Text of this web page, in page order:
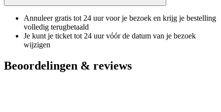
Annuleer gratis tot 24 uur voor je bezoek en krijg je bestelling
volledig terugbetaald
Je kunt je ticket tot 24 uur vóór de datum van je bezoek
wijzigen
Beoordelingen & reviews